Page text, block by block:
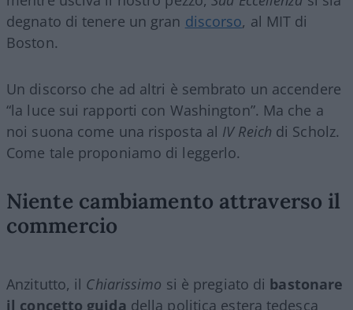
degnato di tenere un gran discorso, al MIT di
Boston.
Un discorso che ad altri è sembrato un accendere
“la luce sui rapporti con Washington”. Ma che a
noi suona come una risposta al IV Reich di Scholz.
Come tale proponiamo di leggerlo.
Niente cambiamento attraverso il
commercio
Anzitutto, il Chiarissimo si è pregiato di bastonare
il concetto guida della politica estera tedesca